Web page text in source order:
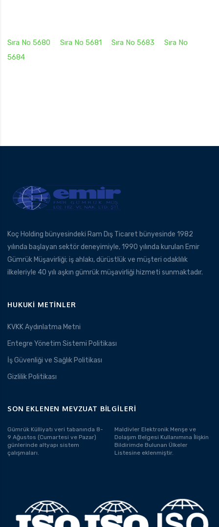
Sıra No 5680 Sıra No 5681 Sıra No 5683
Sıra No
5684
Koç Holding bünyesindeki Ram Dış Ticaret bünyesinde 1982
yılında başlayan sektör deneyimiyle, 1990 yılında kurulan Emir
Gümrük Müşavirliği; iş ahlakı, dürüstlük ve müşteri odaklılık
ilkeleriyle 40 yılı aşkın gümrük müşavirliği hizmeti sunmaktadır.
HUKUKI METINLER
KVKK Aydınlatma Metni
Entegre Yönetim Sistemi Politikası
İş Güvenliği ve Sağlık Politikası
Gizlilik Politikası
SON EKLENEN MEVZUAT BILGILERI
Gümrük Külliyatı veri tabanında 8-
9 Ağustos (Cumartesi ve Pazar)
günlerinde altyapı sistem
çalışmaları.
Maldivler Elektronik Menşe ve
Dolaşım Belgesi Kullanımına İlişkin
Bildirimde Bulunan Ülkeler
Listesine eklenmiştir.